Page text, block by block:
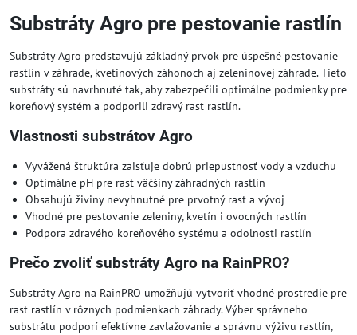
Substráty Agro pre pestovanie rastlín
Substráty Agro predstavujú základný prvok pre úspešné pestovanie
rastlín v záhrade, kvetinových záhonoch aj zeleninovej záhrade. Tieto
substráty sú navrhnuté tak, aby zabezpečili optimálne podmienky pre
koreňový systém a podporili zdravý rast rastlín.
Vlastnosti substrátov Agro
Vyvážená štruktúra zaisťuje dobrú priepustnosť vody a vzduchu
Optimálne pH pre rast väčšiny záhradných rastlín
Obsahujú živiny nevyhnutné pre prvotný rast a vývoj
Vhodné pre pestovanie zeleniny, kvetín i ovocných rastlín
Podpora zdravého koreňového systému a odolnosti rastlín
Prečo zvoliť substráty Agro na RainPRO?
Substráty Agro na RainPRO umožňujú vytvoriť vhodné prostredie pre
rast rastlín v rôznych podmienkach záhrady. Výber správneho
substrátu podporí efektívne zavlažovanie a správnu výživu rastlín,